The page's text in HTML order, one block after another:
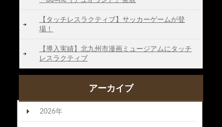
【タッチレスラクティブ】サッカーゲームが登
場！
【導入実績】北九州市漫画ミュージアムにタッチ
レスラクティブ
アーカイブ
2026年